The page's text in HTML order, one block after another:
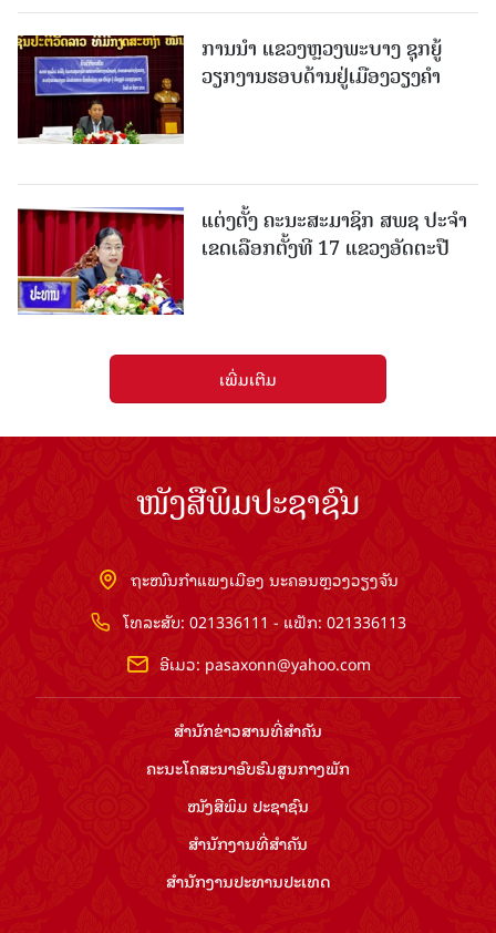
ການນຳ ແຂວງຫຼວງພະບາງ ຊຸກຍູ້
ວຽກງານຮອບດ້ານຢູ່ເມືອງວຽງຄໍາ
ແຕ່ງຕັ້ງ ຄະນະສະມາຊິກ ສພຊ ປະຈຳ
ເຂດເລືອກຕັ້ງທີ 17 ແຂວງອັດຕະປື
ເພີ່ມເຕີມ
ໜັງສືພິມປະຊາຊົນ
ຖະໜົນກຳແພງເມືອງ ນະຄອນຫຼວງວຽງຈັນ
ໂທລະສັບ: 021336111 - ແຟັກ: 021336113
ອີເມວ: pasaxonn@yahoo.com
ສຳ​ນັກ​ຂ່າວ​ສານ​ທີ່​ສຳ​ຄັນ​
ຄະນະໂຄສະນາອົບຮົມ​ສູນ​ກາງ​ພັກ
ໜັງສືພິມ ປະ​ຊາ​ຊົນ
ສຳ​ນັກ​ງານ​ທີ່​ສຳ​ຄັນ
ສຳ​ນັກ​ງານ​ປະ​ທານ​ປະ​ເທດ